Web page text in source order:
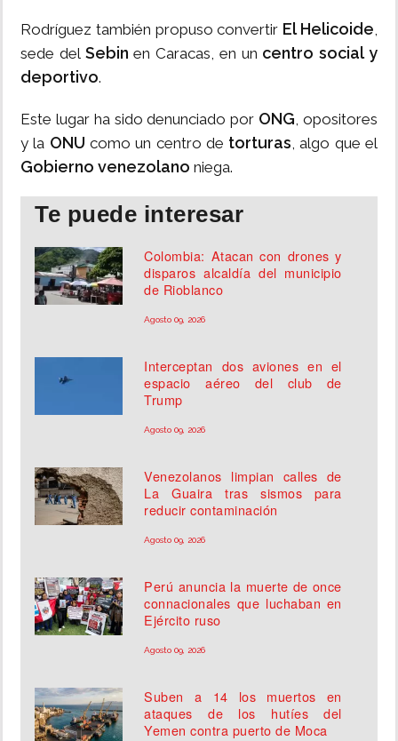
Rodríguez también propuso convertir El Helicoide,
sede del Sebin en Caracas, en un centro social y
deportivo.
Este lugar ha sido denunciado por ONG, opositores
y la ONU como un centro de torturas, algo que el
Gobierno venezolano niega.
Te puede interesar
Colombia: Atacan con drones y
disparos alcaldía del municipio
de Rioblanco
Agosto 09, 2026
Interceptan dos aviones en el
espacio aéreo del club de
Trump
Agosto 09, 2026
Venezolanos limpian calles de
La Guaira tras sismos para
reducir contaminación
Agosto 09, 2026
Perú anuncia la muerte de once
connacionales que luchaban en
Ejército ruso
Agosto 09, 2026
Suben a 14 los muertos en
ataques de los hutíes del
Yemen contra puerto de Moca